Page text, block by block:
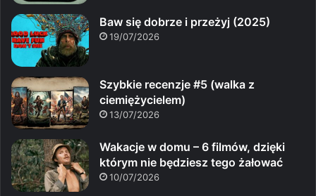
Baw się dobrze i przeżyj (2025)
19/07/2026
Szybkie recenzje #5 (walka z
ciemiężycielem)
13/07/2026
Wakacje w domu – 6 filmów, dzięki
którym nie będziesz tego żałować
10/07/2026